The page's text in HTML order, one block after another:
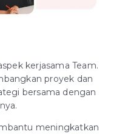
kerjasama Team.
proyek dan
bersama dengan
meningkatkan